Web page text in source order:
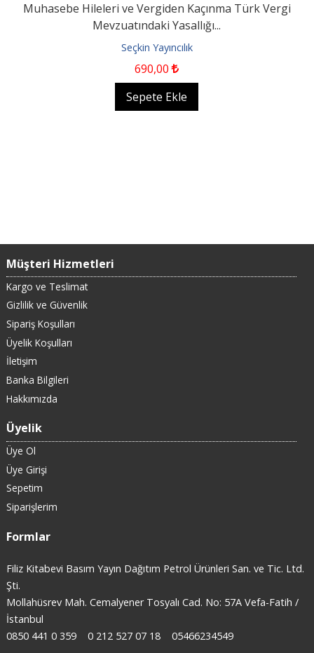
Muhasebe Hileleri ve Vergiden Kaçınma Türk Vergi
Mevzuatındaki Yasallığı...
Seçkin Yayıncılık
690,00
Sepete Ekle
Müşteri Hizmetleri
Kargo ve Teslimat
Gizlilik ve Güvenlik
Sipariş Koşulları
Üyelik Koşulları
İletişim
Banka Bilgileri
Hakkımızda
Üyelik
Üye Ol
Üye Girişi
Sepetim
Siparişlerim
Formlar
Filiz Kitabevi Basım Yayın Dağıtım Petrol Ürünleri San. ve Tic. Ltd.
Şti.
Mollahüsrev Mah. Cemalyener Tosyalı Cad. No: 57A Vefa-Fatih /
İstanbul
0850 441 0 359
0 212 527 07 18 05466234549